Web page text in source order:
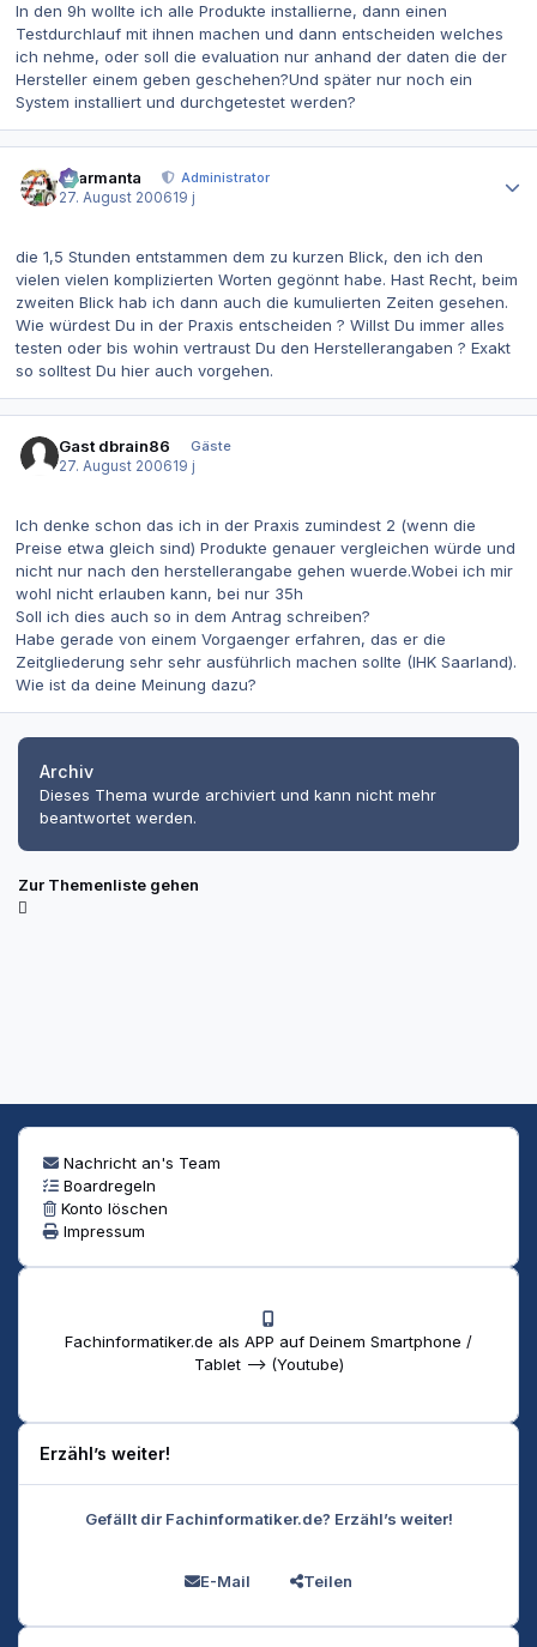
In den 9h wollte ich alle Produkte installierne, dann einen
Testdurchlauf mit ihnen machen und dann entscheiden welches
ich nehme, oder soll die evaluation nur anhand der daten die der
Hersteller einem geben geschehen?Und später nur noch ein
System installiert und durchgetestet werden?
charmanta
Administrator
27. August 200619 j
die 1,5 Stunden entstammen dem zu kurzen Blick, den ich den
vielen vielen komplizierten Worten gegönnt habe. Hast Recht, beim
zweiten Blick hab ich dann auch die kumulierten Zeiten gesehen.
Wie würdest Du in der Praxis entscheiden ? Willst Du immer alles
testen oder bis wohin vertraust Du den Herstellerangaben ? Exakt
so solltest Du hier auch vorgehen.
Gast dbrain86
Gäste
27. August 200619 j
Ich denke schon das ich in der Praxis zumindest 2 (wenn die
Preise etwa gleich sind) Produkte genauer vergleichen würde und
nicht nur nach den herstellerangabe gehen wuerde.Wobei ich mir
wohl nicht erlauben kann, bei nur 35h
Soll ich dies auch so in dem Antrag schreiben?
Habe gerade von einem Vorgaenger erfahren, das er die
Zeitgliederung sehr sehr ausführlich machen sollte (IHK Saarland).
Wie ist da deine Meinung dazu?
Archiv
Dieses Thema wurde archiviert und kann nicht mehr
beantwortet werden.
Zur Themenliste gehen
Nachricht an's Team
Boardregeln
Konto löschen
Impressum
Fachinformatiker.de als APP auf Deinem Smartphone /
Tablet --> (Youtube)
Erzähl’s weiter!
Gefällt dir Fachinformatiker.de? Erzähl’s weiter!
E-Mail Teilen